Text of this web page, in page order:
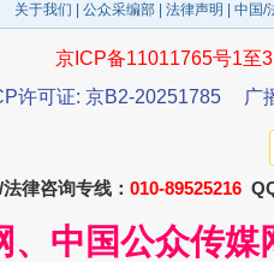
关于我们 公众采编部 法律声明 | 中国
京ICP备11011765号1至
许可证: 京B2-20251785
广
律咨询专线： 010-89525216
、中国公众传